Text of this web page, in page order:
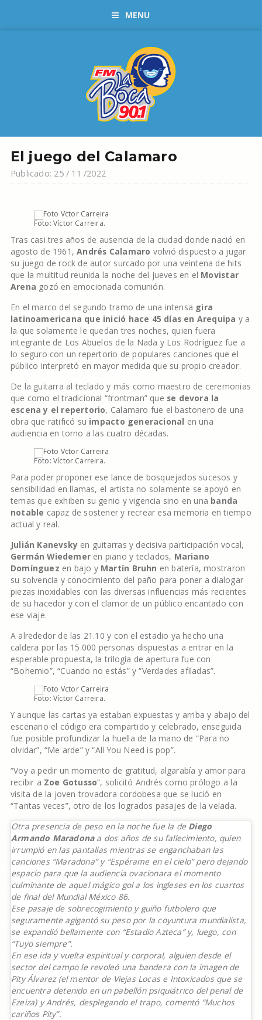
MENU
El juego del Calamaro
Publicado: 25 / 11 /2022
Foto: Víctor Carreira.
Tras casi tres años de ausencia de la ciudad donde nació en
agosto de 1961,Andrés Calamaro volvió dispuesto a jugar
su juego de rock de autor surcado por una veintena de hits
que la multitud reunida la noche del jueves en el Movistar
Arena gozó en emocionada comunión.
En el marco del segundo tramo de una intensa gira
latinoamericana que inició hace 45 días en Arequipa y a
la que solamente le quedan tres noches, quien fuera
integrante de Los Abuelos de la Nada y Los Rodríguez fue a
lo seguro con un repertorio de populares canciones que el
público interpretó en mayor medida que su propio creador.
De la guitarra al teclado y más como maestro de ceremonias
que como el tradicional “frontman” que se devora la
escena y el repertorio, Calamaro fue el bastonero de una
obra que ratificó su impacto generacional en una
audiencia en torno a las cuatro décadas.
Foto: Víctor Carreira.
Para poder proponer ese lance de bosquejados sucesos y
sensibilidad en llamas, el artista no solamente se apoyó en
temas que exhiben su genio y vigencia sino en una banda
notable capaz de sostener y recrear esa memoria en tiempo
actual y real.
Julián Kanevsky en guitarras y decisiva participación vocal,
Germán Wiedemer en piano y teclados, Mariano
Domínguez en bajo y Martín Bruhn en batería, mostraron
su solvencia y conocimiento del paño para poner a dialogar
piezas inoxidables con las diversas influencias más recientes
de su hacedor y con el clamor de un público encantado con
ese viaje.
A alrededor de las 21.10 y con el estadio ya hecho una
caldera por las 15.000 personas dispuestas a entrar en la
esperable propuesta, la trilogía de apertura fue con
“Bohemio”, “Cuando no estás” y “Verdades afiladas”.
Foto: Víctor Carreira.
Y aunque las cartas ya estaban expuestas y arriba y abajo del
escenario el código era compartido y celebrado, enseguida
fue posible profundizar la huella de la mano de “Para no
olvidar”, “Me arde” y “All You Need is pop”.
“Voy a pedir un momento de gratitud, algarabía y amor para
recibir a Zoe Gotusso”, solicitó Andrés como prólogo a la
visita de la joven trovadora cordobesa que se lució en
“Tantas veces”, otro de los logrados pasajes de la velada.
Otra presencia de peso en la noche fue la de Diego
Armando Maradonaa dos años de su fallecimiento, quien
irrumpió en las pantallas mientras se enganchaban las
canciones “Maradona” y “Espérame en el cielo” pero dejando
espacio para que la audiencia ovacionara el momento
culminante de aquel mágico gol a los ingleses en los cuartos
de final del Mundial México 86.
Ese pasaje de sobrecogimiento y guiño futbolero que
seguramente agigantó su peso por la coyuntura mundialista,
se expandió bellamente con “Estadio Azteca” y, luego, con
“Tuyo siempre”.
En ese ida y vuelta espiritual y corporal, alguien desde el
sector del campo le revoleó una bandera con la imagen de
Pity Álvarez (el mentor de Viejas Locas e Intoxicados que se
encuentra detenido en un pabellón psiquiátrico del penal de
Ezeiza) y Andrés, desplegando el trapo, comentó “Muchos
cariños Pity”.